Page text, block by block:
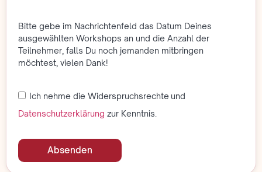
Bitte gebe im Nachrichtenfeld das Datum Deines
ausgewählten Workshops an und die Anzahl der
Teilnehmer, falls Du noch jemanden mitbringen
möchtest, vielen Dank!
Ich nehme die Widerspruchsrechte und
Datenschutzerklärung zur Kenntnis.
Absenden